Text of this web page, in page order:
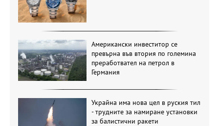
Американски инвеститор се
превърна във втория по големина
преработвател на петрол в
Германия
Украйна има нова цел в руския тил
- трудните за намиране установки
за балистични ракети